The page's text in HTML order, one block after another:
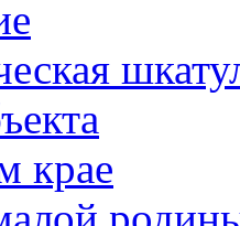
крае